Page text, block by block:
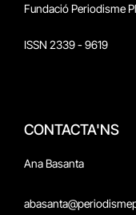
Fundació Periodisme
ISSN 2339 - 9619
CONTACTA'NS
Ana Basanta